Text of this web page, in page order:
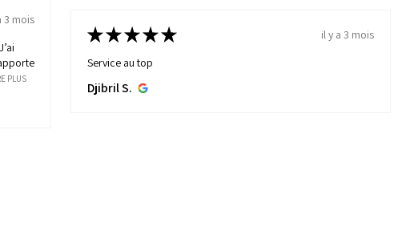
Excellente expérience ! Service client au top, j’ai repéré une
enfilade scandinave d’une belle taille sur Instagram, on a fait